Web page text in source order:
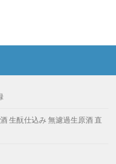
生酛仕込み 無濾過生原酒 直